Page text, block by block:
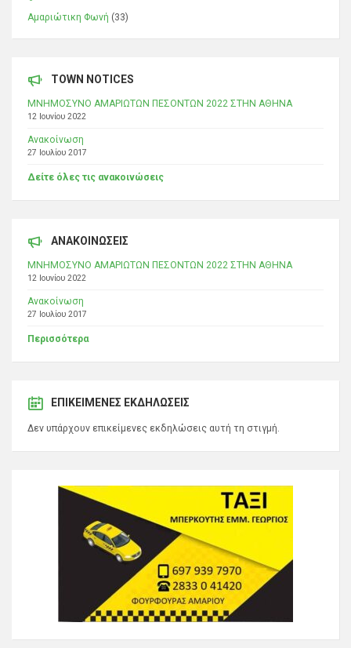
Αμαριώτικη Φωνή (33)
TOWN NOTICES
ΜΝΗΜΟΣΥΝΟ ΑΜΑΡΙΩΤΩΝ ΠΕΣΟΝΤΩΝ 2022 ΣΤΗΝ ΑΘΗΝΑ
12 Ιουνίου 2022
Ανακοίνωση
27 Ιουλίου 2017
Δείτε όλες τις ανακοινώσεις
ΑΝΑΚΟΙΝΩΣΕΙΣ
ΜΝΗΜΟΣΥΝΟ ΑΜΑΡΙΩΤΩΝ ΠΕΣΟΝΤΩΝ 2022 ΣΤΗΝ ΑΘΗΝΑ
12 Ιουνίου 2022
Ανακοίνωση
27 Ιουλίου 2017
Περισσότερα
ΕΠΙΚΕΊΜΕΝΕΣ ΕΚΔΗΛΏΣΕΙΣ
Δεν υπάρχουν επικείμενες εκδηλώσεις αυτή τη στιγμή.